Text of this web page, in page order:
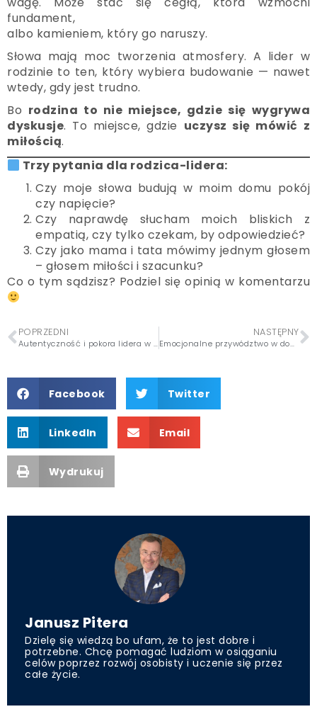
fundament,
albo kamieniem, który go naruszy.
Słowa mają moc tworzenia atmosfery. A lider w
rodzinie to ten, który wybiera budowanie — nawet
wtedy, gdy jest trudno.
Bo rodzina to nie miejsce, gdzie się wygrywa
dyskusje. To miejsce, gdzie uczysz się mówić z
miłością.
Trzy pytania dla rodzica-lidera:
Czy moje słowa budują w moim domu pokój
czy napięcie?
Czy naprawdę słucham moich bliskich z
empatią, czy tylko czekam, by odpowiedzieć?
Czy jako mama i tata mówimy jednym głosem
– głosem miłości i szacunku?
Co o tym sądzisz? Podziel się opinią w komentarzu
POPRZEDNI
Autentyczność i pokora lidera w rodzinie – sztuka bycia sobą bez masek 4/10
NASTĘPNY
Emocjonalne przywództwo w domu – jak regulować emocje i prowadzić przez spokój 6/10
Facebook Twitter
LinkedIn Email
Wydrukuj
Janusz Pitera
Dzielę się wiedzą bo ufam, że to jest dobre i
potrzebne. Chcę pomagać ludziom w osiąganiu
celów poprzez rozwój osobisty i uczenie się przez
całe życie.